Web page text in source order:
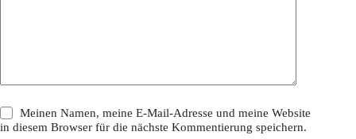
Meinen Namen, meine E-Mail-Adresse und meine Website
in diesem Browser für die nächste Kommentierung speichern.